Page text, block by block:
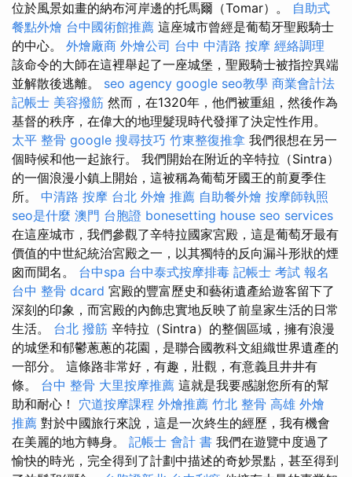
位於風景如畫的納布河岸邊的托馬爾（Tomar）。 自助式
餐點外燴 台中國術館推薦 這座城市曾經是葡萄牙聖殿騎士
的中心。 外燴廠商 外燴公司 台中 中清路 按摩 經絡調理
該命令的大師在這裡舉起了一座城堡，聖殿騎士被指控異端
並解散後逃離。 seo agency google seo教學 商業會計法
記帳士 美容撥筋 然而，在1320年，他們被重組，然後作為
基督的秩序，在偉大的地理髮現時代發揮了決定性作用。
太平 整骨 google 搜尋技巧 竹東整復推拿 我們很想在另一
個時候和他一起旅行。 我們開始在附近的辛特拉（Sintra）
的一個浪漫小鎮上開始，這被稱為葡萄牙國王的前夏季住
所。 中清路 按摩 台北 外燴 推薦 自助餐外燴 按摩師執照
seo是什麼 澳門 台胞證 bonesetting house seo services
在這座城市，我們參觀了辛特拉國家宮殿，這是葡萄牙最有
價值的中世紀統治宮殿之一，以其獨特的反向漏斗形狀的煙
囪而聞名。 台中spa 台中泰式按摩排毒 記帳士 考試 報名
台中 整骨 dcard 宮殿的豐富歷史和藝術遺產給遊客留下了
深刻的印象，而宮殿的內飾忠實地反映了前皇家生活的日常
生活。 台北 撥筋 辛特拉（Sintra）的整個區域，擁有浪漫
的城堡和郁鬱蔥蔥的花園，是聯合國教科文組織世界遺產的
一部分。 這條路非常好，有趣，壯觀，有意義且井井有
條。 台中 整骨 大里按摩推薦 這就是我要感謝您所有的幫
助和耐心！ 穴道按摩課程 外燴推薦 竹北 整骨 高雄 外燴
推薦 對於中國旅行來說，這是一次終生的經歷，我有機會
在美麗的地方轉身。 記帳士 會計 書 我們在遊覽中度過了
愉快的時光，完全得到了計劃中描述的奇妙景點，甚至得到